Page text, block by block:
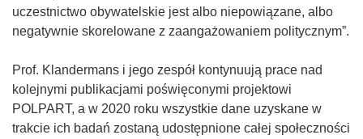
uczestnictwo obywatelskie jest albo niepowiązane, albo
negatywnie skorelowane z zaangażowaniem politycznym”.
Prof. Klandermans i jego zespół kontynuują prace nad
kolejnymi publikacjami poświęconymi projektowi
POLPART, a w 2020 roku wszystkie dane uzyskane w
trakcie ich badań zostaną udostępnione całej społeczności